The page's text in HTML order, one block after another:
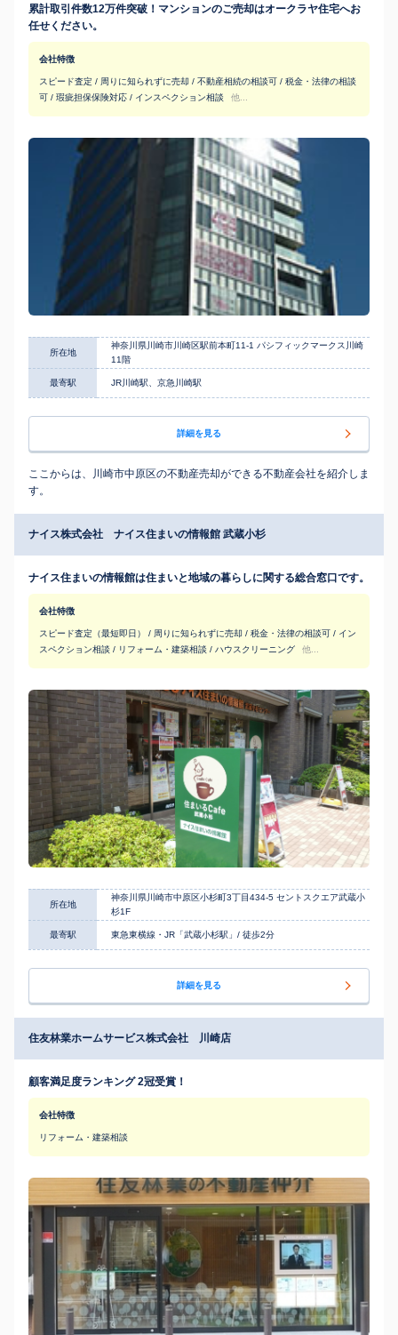
累計取引件数12万件突破！マンションのご売却はオークラヤ住宅へお
任せください。
会社特徴
スピード査定 / 周りに知られずに売却 / 不動産相続の相談可 / 税金・法律の相談
可 / 瑕疵担保保険対応 / インスペクション相談
他...
所在地
神奈川県川崎市川崎区駅前本町11-1 パシフィックマークス川崎
11階
最寄駅 JR川崎駅、京急川崎駅
詳細を見る
ここからは、川崎市中原区の不動産売却ができる不動産会社を紹介しま
す。
ナイス株式会社 ナイス住まいの情報館 武蔵小杉
ナイス住まいの情報館は住まいと地域の暮らしに関する総合窓口です。
会社特徴
スピード査定（最短即日） / 周りに知られずに売却 / 税金・法律の相談可 / イン
スペクション相談 / リフォーム・建築相談 / ハウスクリーニング
他...
所在地
神奈川県川崎市中原区小杉町3丁目434‐5 セントスクエア武蔵小
杉1F
最寄駅 東急東横線・JR「武蔵小杉駅」/ 徒歩2分
詳細を見る
住友林業ホームサービス株式会社 川崎店
顧客満足度ランキング 2冠受賞！
会社特徴
リフォーム・建築相談